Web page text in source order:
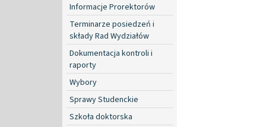
Informacje Prorektorów
Terminarze posiedzeń i
składy Rad Wydziałów
Dokumentacja kontroli i
raporty
Wybory
Sprawy Studenckie
Szkoła doktorska